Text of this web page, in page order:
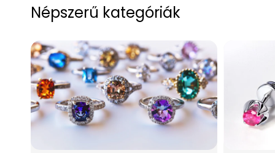
Népszerű kategóriák